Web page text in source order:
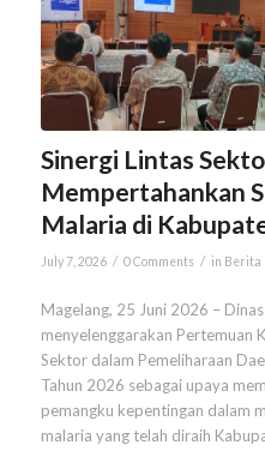
Sinergi Lintas
Mempertahankan
Malaria di
July 7, 2026 / 0 Comments / in Berita
Magelang, 25 Juni 2026 –
menyelenggarakan Pertemuan
Sektor dalam Pemeliharaan
Tahun 2026 sebagai upaya
pemangku kepentingan dalam
malaria yang telah diraih